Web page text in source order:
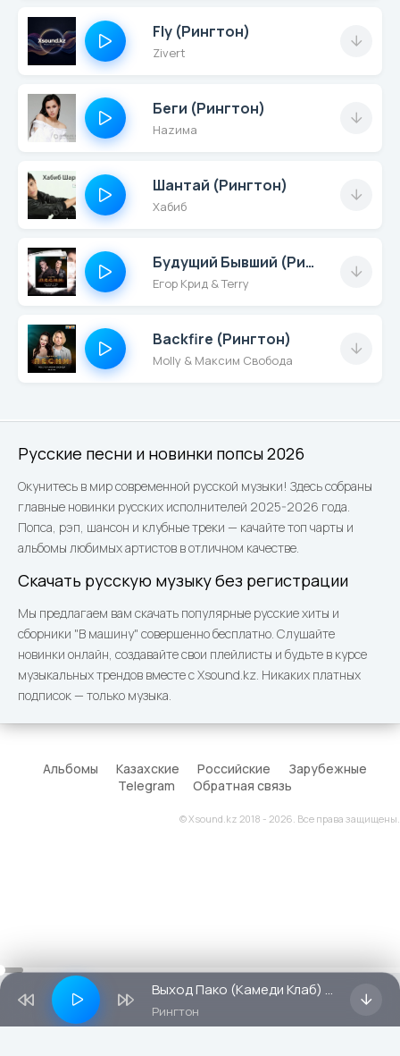
Русские песни и новинки попсы 2026
Окунитесь в мир современной русской музыки! Здесь собраны
главные новинки русских исполнителей 2025-2026 года.
Попса, рэп, шансон и клубные треки — качайте топ чарты и
альбомы любимых артистов в отличном качестве.
Скачать русскую музыку без регистрации
Мы предлагаем вам скачать популярные русские хиты и
сборники "В машину" совершенно бесплатно. Слушайте
новинки онлайн, создавайте свои плейлисты и будьте в курсе
музыкальных трендов вместе с Xsound.kz. Никаких платных
подписок — только музыка.
Fly (Рингтон)
Zivert
Беги (Рингтон)
Наzима
Шантай (Рингтон)
Хабиб
Будущий Бывший (Рингтон)
Егор Крид & Terry
Backfire (Рингтон)
Molly & Максим Свобода
Альбомы Казахские Российские
Зарубежные
Telegram
Обратная связь
© Xsound.kz 2018 - 2026. Все права защищены.
Выход Пако (Камеди Клаб) (Рингтон)
Рингтон